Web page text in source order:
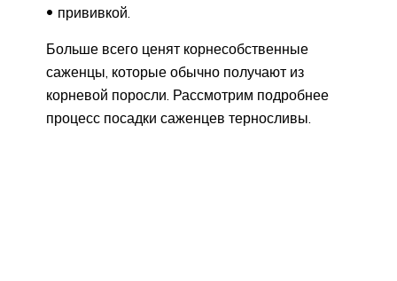
прививкой.
Больше всего ценят корнесобственные
саженцы, которые обычно получают из
корневой поросли. Рассмотрим подробнее
процесс посадки саженцев терносливы.